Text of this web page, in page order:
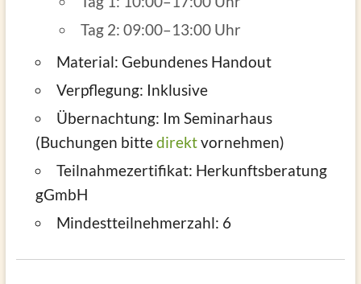
Tag 2: 09:00–13:00 Uhr
Material: Gebundenes Handout
Verpflegung: Inklusive
Übernachtung: Im Seminarhaus
(Buchungen bittedirektvornehmen)
Teilnahmezertifikat: Herkunftsberatung
gGmbH
Mindestteilnehmerzahl: 6